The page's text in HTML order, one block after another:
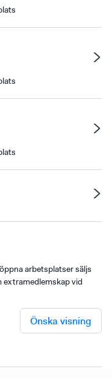
arbetsplatser säljs
extramedlemskap vid
Önska visning